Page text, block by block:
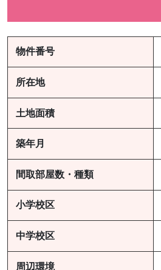
物件番号
所在地
土地面積
築年月
間取部屋数・種類
小学校区
中学校区
周辺環境